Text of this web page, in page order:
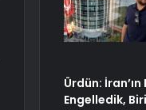
Ürdün: İran’ın
Engelledik,